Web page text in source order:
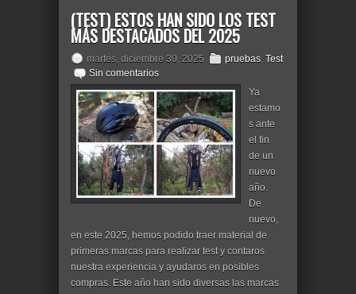
(TEST) ESTOS HAN SIDO LOS TEST
MÁS DESTACADOS DEL 2025
martes, diciembre 30, 2025 pruebas, Test
Sin comentarios
Ya
estamo
s ante
el fin
de un
nuevo
año.
De
nuevo,
en este 2025, hemos podido traer material de
primeras marcas para realizar test y contaros
nuestra experiencia y ayudaros en posibles
compras. Este año han sido diversas las marcas